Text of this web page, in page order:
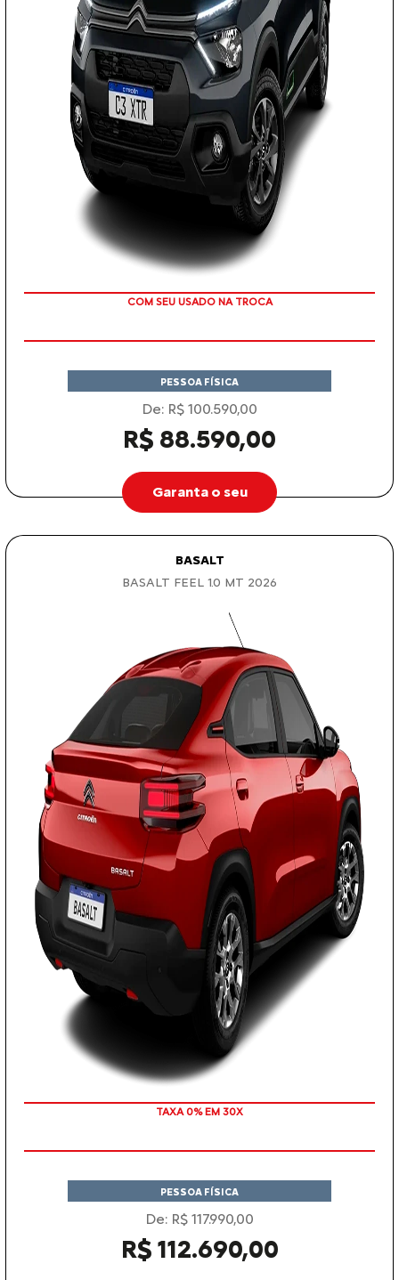
COM SEU USADO NA TROCA
PESSOA FÍSICA
De: R$ 100.590,00
R$ 88.590,00
Garanta o seu
BASALT
BASALT FEEL 1.0 MT 2026
TAXA 0% EM 30X
PESSOA FÍSICA
De: R$ 117.990,00
R$ 112.690,00